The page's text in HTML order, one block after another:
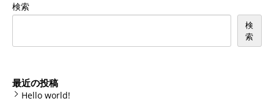
検索
検
索
最近の投稿
Hello world!